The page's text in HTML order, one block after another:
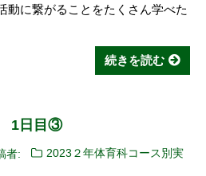
動に繋がることをたくさん学べた
続きを読む
1日目③
者:
2023２年体育科コース別実